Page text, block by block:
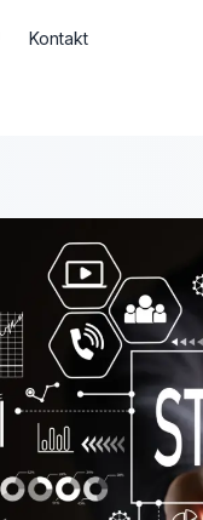
Kontakt